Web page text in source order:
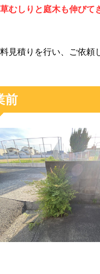
むしりと庭木も伸びて
見積りを行い、ご依頼
前